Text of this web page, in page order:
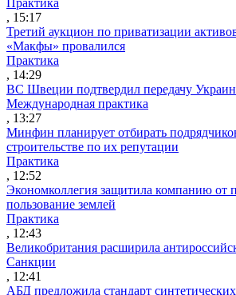
, 15:17
Третий аукцион по приватизации
«Макфы» провалился
Практика
, 14:29
ВС Швеции подтвердил передачу
Международная практика
, 13:27
Минфин планирует отбирать
строительстве по их репутации
Практика
, 12:52
Экономколлегия защитила компанию от
пользование землей
Практика
, 12:43
Великобритания расширила
Санкции
, 12:41
АБД предложила стандарт